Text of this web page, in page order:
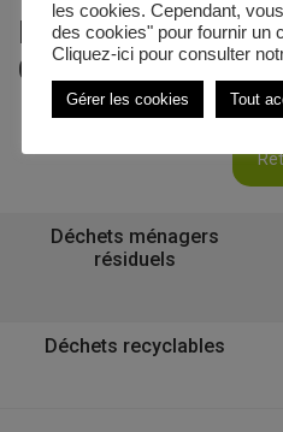
Le calendrier de
Chemin dit de la
Déchets ménagers
résiduels
Déchets recyclables
les cookies. Cependant,
des cookies" pour fournir un
Cliquez-ici pour consulter
Gérer les cookies Tout